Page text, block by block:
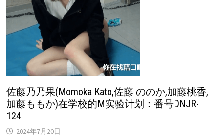
佐藤乃乃果(Momoka Kato,佐藤 ののか,加藤桃香,
加藤ももか)在学校的M实验计划：番号DNJR-
124
2024年7月20日